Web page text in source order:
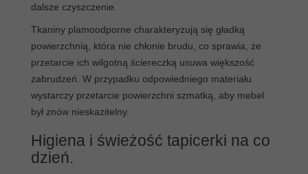
dalsze czyszczenie.
Tkaniny plamoodporne charakteryzują się gładką
powierzchnią, która nie chłonie brudu, co sprawia, że
przetarcie ich wilgotną ściereczką usuwa większość
zabrudzeń. W przypadku odpowiedniego materiału
wystarczy przetarcie powierzchni szmatką, aby mebel
był znów nieskazitelny.
Higiena i świeżość tapicerki na co
dzień.